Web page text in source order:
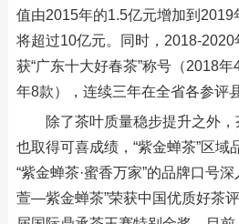
值由2015年的1.5亿元增加到2019
将超过10亿元。同时，2018-
获“广东十大好春茶”称号（2018
年8款），连续三年在全省各参评
除了茶叶质量稳步提升之外
也取得可喜成绩，“紫金蝉茶”区域
“紫金蝉茶·蜜香万家”的品牌口号
萱—紫金蝉茶”荣获中国优质好茶